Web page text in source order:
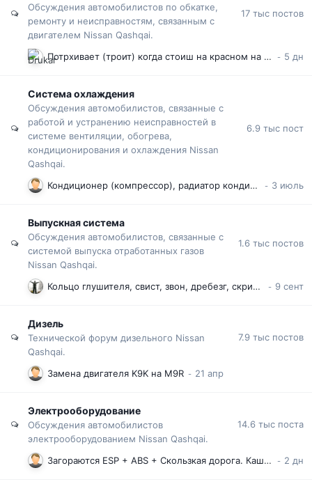
Обсуждения автомобилистов по обкатке,
ремонту и неисправностям, связанным с
двигателем Nissan Qashqai.
17 тыс постов
Потрхивает (троит) когда стоиш на красном на педали тормоза. Что может быть ?
Система охлаждения
Обсуждения автомобилистов, связанные с
работой и устранению неисправностей в
системе вентиляции, обогрева,
кондиционирования и охлаждения Nissan
Qashqai.
6.9 тыс пост
Кондиционер (компрессор), радиатор кондиционера : особенности, проблемы, поломки, обслуживание, дезинфекция испарителя. Кашкай J10
Выпускная система
Обсуждения автомобилистов, связанные с
системой выпуска отработанных газов
Nissan Qashqai.
1.6 тыс постов
Кольцо глушителя, свист, звон, дребезг, скрип выхлопной системы. Фланец катализатора. Кашкай J10
Дизель
Технической форум дизельного Nissan
Qashqai.
7.9 тыс постов
Замена двигателя K9K на M9R
Электрооборудование
Обсуждения автомобилистов
электрооборудованием Nissan Qashqai.
14.6 тыс поста
Загораются ESP + ABS + Скользкая дорога. Кашкай J10